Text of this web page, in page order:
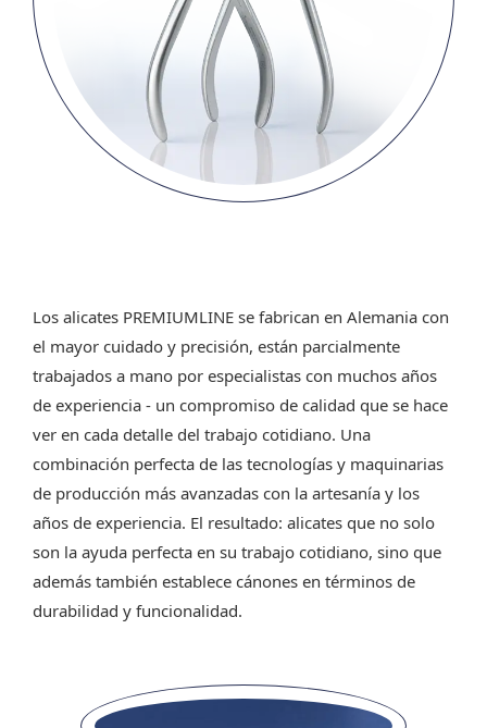
Los alicates PREMIUMLINE se fabrican en Alemania con
el mayor cuidado y precisión, están parcialmente
trabajados a mano por especialistas con muchos años
de experiencia - un compromiso de calidad que se hace
ver en cada detalle del trabajo cotidiano. Una
combinación perfecta de las tecnologías y maquinarias
de producción más avanzadas con la artesanía y los
años de experiencia. El resultado: alicates que no solo
son la ayuda perfecta en su trabajo cotidiano, sino que
además también establece cánones en términos de
durabilidad y funcionalidad.